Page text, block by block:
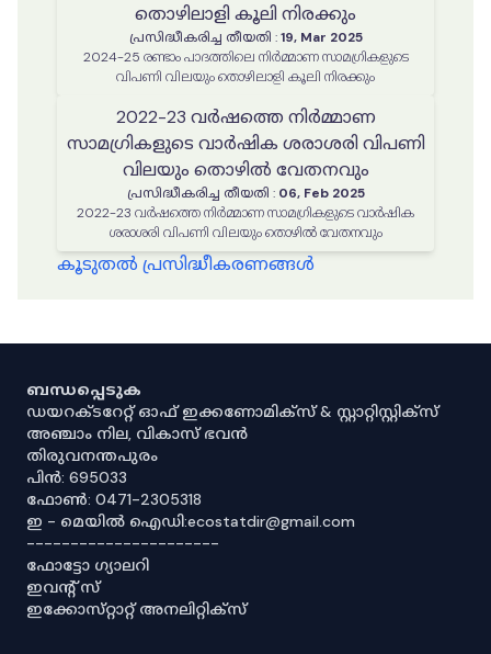
തൊഴിലാളി കൂലി നിരക്കും
പ്രസിദ്ധീകരിച്ച തീയതി : 19, Mar 2025
2024-25 രണ്ടാം പാദത്തിലെ നിർമ്മാണ സാമഗ്രികളുടെ
വിപണി വിലയും തൊഴിലാളി കൂലി നിരക്കും
2022-23 വർഷത്തെ നിർമ്മാണ
സാമഗ്രികളുടെ വാർഷിക ശരാശരി വിപണി
വിലയും തൊഴിൽ വേതനവും
പ്രസിദ്ധീകരിച്ച തീയതി : 06, Feb 2025
2022-23 വർഷത്തെ നിർമ്മാണ സാമഗ്രികളുടെ വാർഷിക
ശരാശരി വിപണി വിലയും തൊഴിൽ വേതനവും
കൂടുതൽ പ്രസിദ്ധീകരണങ്ങൾ
ബന്ധപ്പെടുക
ഡയറക്ടറേറ്റ് ഓഫ് ഇക്കണോമിക്സ് & സ്റ്റാറ്റിസ്റ്റിക്സ്
അഞ്ചാം നില, വികാസ് ഭവൻ
തിരുവനന്തപുരം
പിൻ: 695033
ഫോൺ: 0471-2305318
ഇ - മെയിൽ ഐഡി:ecostatdir@gmail.com
----------------------
ഫോട്ടോ ഗ്യാലറി
ഇവൻ്റ് സ്
ഇക്കോസ്‌റ്റാറ്റ് അനലിറ്റിക്‌സ്